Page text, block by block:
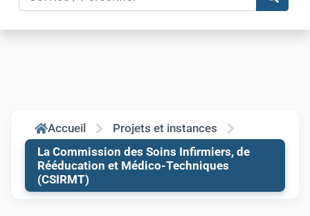
Accueil
Projets et instances
La Commission des Soins Infirmiers, de
Rééducation et Médico-Techniques
(CSIRMT)